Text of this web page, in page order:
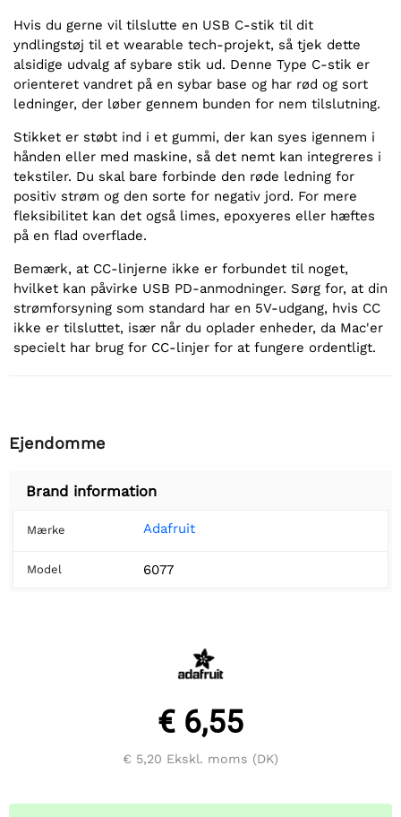
Hvis du gerne vil tilslutte en USB C-stik til dit
yndlingstøj til et wearable tech-projekt, så tjek dette
alsidige udvalg af sybare stik ud. Denne Type C-stik er
orienteret vandret på en sybar base og har rød og sort
ledninger, der løber gennem bunden for nem tilslutning.
Stikket er støbt ind i et gummi, der kan syes igennem i
hånden eller med maskine, så det nemt kan integreres i
tekstiler. Du skal bare forbinde den røde ledning for
positiv strøm og den sorte for negativ jord. For mere
fleksibilitet kan det også limes, epoxyeres eller hæftes
på en flad overflade.
Bemærk, at CC-linjerne ikke er forbundet til noget,
hvilket kan påvirke USB PD-anmodninger. Sørg for, at din
strømforsyning som standard har en 5V-udgang, hvis CC
ikke er tilsluttet, især når du oplader enheder, da Mac'er
specielt har brug for CC-linjer for at fungere ordentligt.
Ejendomme
Brand information
Mærke Adafruit
Model 6077
€ 6,55
€ 5,20 Ekskl. moms (DK)